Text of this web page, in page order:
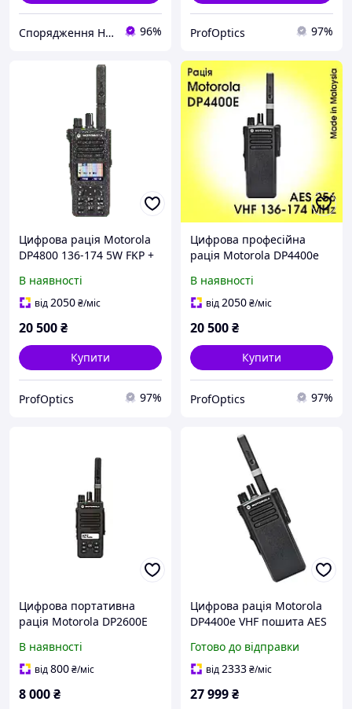
Спорядження Hazardous 96% ProfOptics 97%
Цифрова рація Motorola
DP4800 136-174 5W FKP +
MDH56JDN9VA1AN
MotoTRBO
В наявності
від2050₴/міс
20 500₴
Купити
ProfOptics 97%
Цифрова професійна
рація Motorola DP4400е
В наявності
від2050₴/міс
20 500₴
Купити
ProfOptics 97%
Цифрова портативна
рація Motorola DP2600E
В наявності
від800₴/міс
8 000₴
Цифрова рація Motorola
DP4400е VHF пошита AES
Готово до відправки
від2333₴/міс
27 999₴